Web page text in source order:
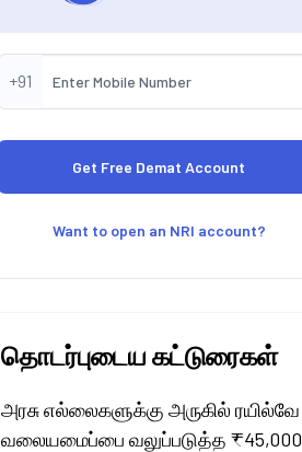
+91
Want to open an NRI account?
தொடர்புடைய கட்டுரைகள்
அரசு எல்லைகளுக்கு அருகில் ரயில்வே
வலையமைப்பை வலுப்படுத்த ₹45,000